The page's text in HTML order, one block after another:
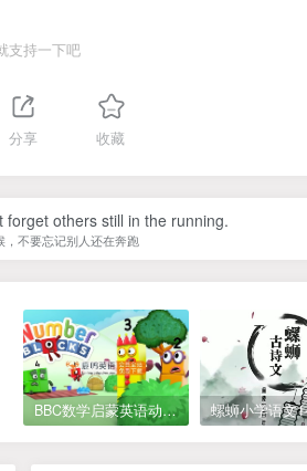
支持一下吧
分享 收藏
others still in the running.
，不要忘记别人还在奔跑
BBC数学启蒙英语动画Numberblocks数字积木，全七季共161集，1080P高清视频带英文字幕